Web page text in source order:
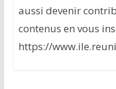
aussi devenir
contenus en vous
https://